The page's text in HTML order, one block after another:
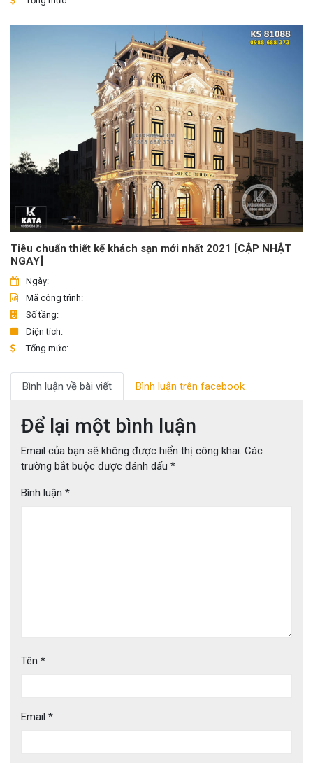
Tiêu chuẩn thiết kế khách sạn mới nhất 2021 [CẬP NHẬT
NGAY]
Ngày:
Mã công trình:
Số tầng:
Diện tích:
Tổng mức:
Bình luận về bài viết Bình luận trên facebook
Để lại một bình luận
Email của bạn sẽ không được hiển thị công khai. Các
trường bắt buộc được đánh dấu *
Bình luận *
Tên *
Email *